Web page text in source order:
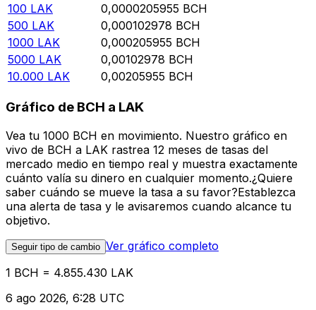
100 LAK 0,0000205955 BCH
500 LAK 0,000102978 BCH
1000 LAK 0,000205955 BCH
5000 LAK 0,00102978 BCH
10.000 LAK 0,00205955 BCH
Gráfico de BCH a LAK
Vea tu 1000 BCH en movimiento. Nuestro gráfico en
vivo de BCH a LAK rastrea 12 meses de tasas del
mercado medio en tiempo real y muestra exactamente
cuánto valía su dinero en cualquier momento.¿Quiere
saber cuándo se mueve la tasa a su favor?Establezca
una alerta de tasa y le avisaremos cuando alcance tu
objetivo.
Seguir tipo de cambio Ver gráfico completo
1 BCH = 4.855.430 LAK
6 ago 2026, 6:28 UTC